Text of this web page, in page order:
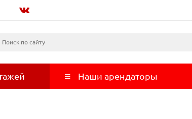
Наши арендаторы